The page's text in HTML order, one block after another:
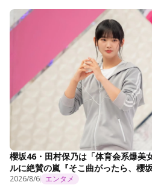
櫻坂46・田村保乃は「体育会系爆美
ルに絶賛の嵐『そこ曲がったら、櫻
2026/8/6 エンタメ